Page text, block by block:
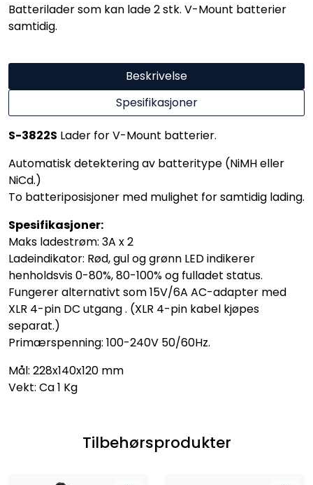
Batterilader som kan lade 2 stk. V-Mount batterier
samtidig.
Beskrivelse
Spesifikasjoner
S-3822S Lader for V-Mount batterier.
Automatisk detektering av batteritype (NiMH eller
NiCd.)
To batteriposisjoner med mulighet for samtidig lading.
Spesifikasjoner:
Maks ladestrøm: 3A x 2
Ladeindikator: Rød, gul og grønn LED indikerer
henholdsvis 0-80%, 80-100% og fulladet status.
Fungerer alternativt som 15V/6A AC-adapter med
XLR 4-pin DC utgang . (XLR 4-pin kabel kjøpes
separat.)
Primærspenning: 100-240V 50/60Hz.
Mål: 228x140x120 mm
Vekt: Ca 1 Kg
Tilbehørsprodukter